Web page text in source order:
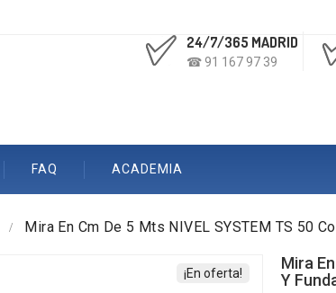
24/7/365 MADRID
☎ 91 167 97 39
FAQ ACADEMIA
Mira En Cm De 5 Mts NIVEL SYSTEM TS 50
¡En oferta!
Mira
Y